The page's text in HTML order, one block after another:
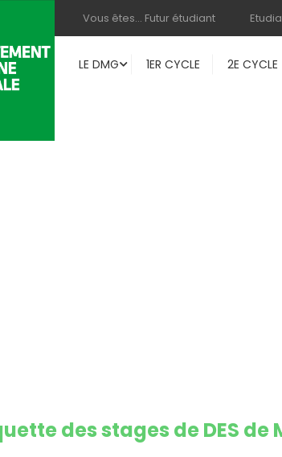
Vous êtes… Futur étudiant
LE DMG 1ER CYCLE 2E CYCLE
desstages de DES